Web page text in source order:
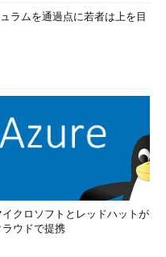
ラムを通過点に若者は上を目
イクロソフトとレッドハットが
ラウドで提携